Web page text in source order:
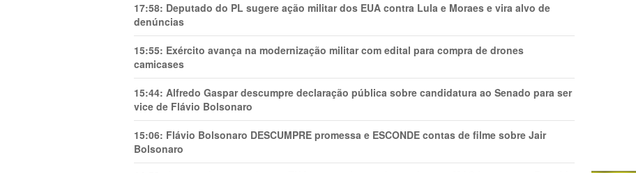
17:58: Deputado do PL sugere ação militar dos EUA contra Lula e Moraes e vira alvo de
denúncias
15:55: Exército avança na modernização militar com edital para compra de drones
camicases
15:44: Alfredo Gaspar descumpre declaração pública sobre candidatura ao Senado para ser
vice de Flávio Bolsonaro
15:06: Flávio Bolsonaro DESCUMPRE promessa e ESCONDE contas de filme sobre Jair
Bolsonaro